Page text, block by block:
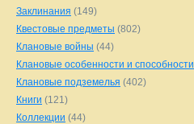
Заклинания (149)
Квестовые предметы (802)
Клановые войны (44)
Клановые особенности и способности
Клановые подземелья (402)
Книги (121)
Коллекции (44)